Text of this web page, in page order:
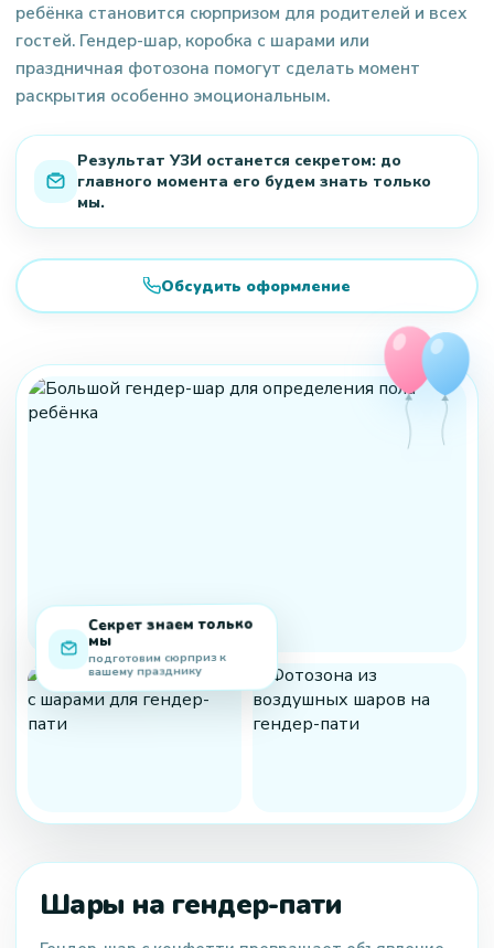
ребёнка становится сюрпризом для родителей и всех
гостей. Гендер-шар, коробка с шарами или
праздничная фотозона помогут сделать момент
раскрытия особенно эмоциональным.
Результат УЗИ останется секретом: до
главного момента его будем знать только
мы.
Обсудить оформление
Секрет знаем только
мы
подготовим сюрприз к
вашему празднику
Шары на гендер-пати